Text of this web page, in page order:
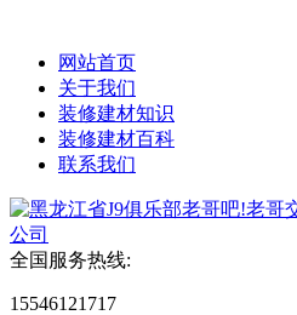
网站首页
关于我们
装修建材知识
装修建材百科
联系我们
全国服务热线:
15546121717